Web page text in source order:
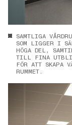
SAMTLIGA
SOM LIGGER I
HÖGA DEL,
TILL FINA
FÖR ATT SKAPA
RUMMET.